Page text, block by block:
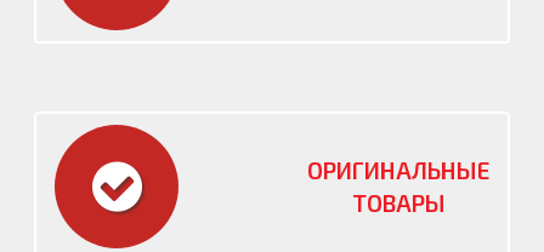
ОРИГИНАЛЬНЫЕ
ТОВАРЫ